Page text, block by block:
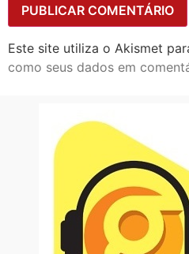
Este site utiliza o Akismet
como seus dados em